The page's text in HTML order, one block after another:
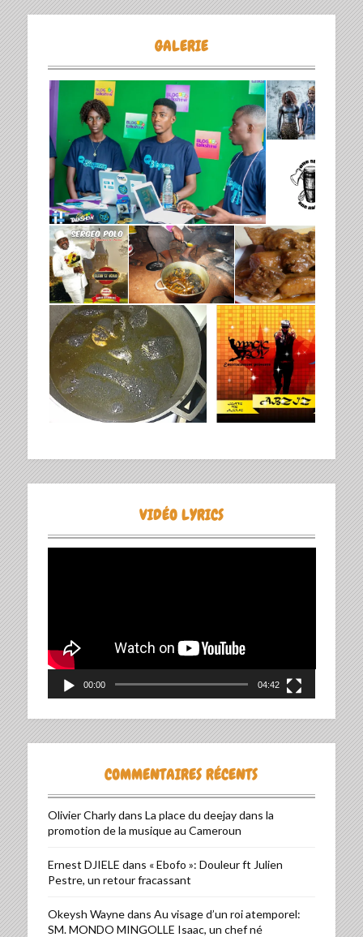
GALERIE
VIDÉO LYRICS
00:00 04:42
COMMENTAIRES RÉCENTS
Olivier Charlydans La place du deejay dans la
promotion de la musique au Cameroun
Ernest DJIELE dans « Ebofo »: Douleur ft Julien
Pestre, un retour fracassant
Okeysh Waynedans Au visage d’un roi atemporel:
SM. MONDO MINGOLLE Isaac, un chef né